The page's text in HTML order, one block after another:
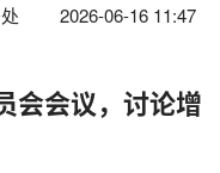
2026-06-16 11:47
会会议，讨论增